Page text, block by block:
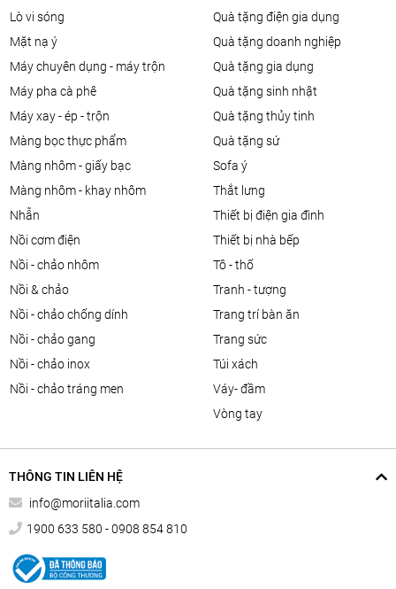
lò vi sóng
mặt nạ ý
máy chuyên dụng - máy trộn
máy pha cà phê
máy xay - ép - trộn
màng bọc thực phẩm
màng nhôm - giấy bạc
màng nhôm - khay nhôm
nhẫn
nồi cơm điện
nồi - chảo nhôm
nồi & chảo
nồi - chảo chống dính
nồi - chảo gang
nồi - chảo inox
nồi - chảo tráng men
quà tặng điện gia dụng
quà tặng doanh nghiệp
quà tặng gia dụng
quà tặng sinh nhật
quà tặng thủy tinh
quà tặng sứ
sofa ý
thắt lưng
thiết bị điện gia đình
thiết bị nhà bếp
tô - thố
tranh - tượng
trang trí bàn ăn
trang sức
túi xách
váy- đầm
vòng tay
THÔNG TIN LIÊN HỆ
info@moriitalia.com
1900 633 580 - 0908 854 810